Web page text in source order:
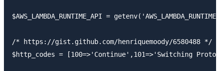
$AWS_LAMBDA_RUNTIME_API =
/* https://gist.github.com/henriquemoody/6580488 */
$http_codes = [100=>'Continue',101=>'Switching